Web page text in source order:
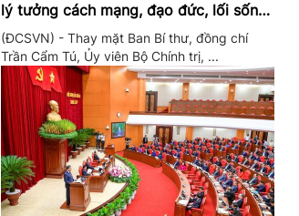
lý tưởng cách mạng, đạo đức, lối sống,
ý thức công dân trong hệ thống giáo
dục quốc dân
(ĐCSVN) - Thay mặt Ban Bí thư, đồng chí
Trần Cẩm Tú, Ủy viên Bộ Chính trị, ...